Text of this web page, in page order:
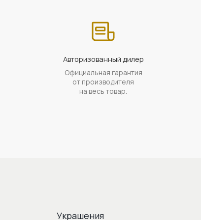
Авторизованный дилер
Официальная гарантия
от производителя
на весь товар.
Украшения